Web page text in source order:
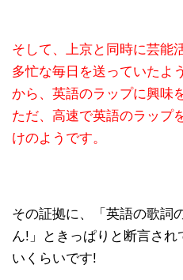
そして、上京と同時に芸能
多忙な毎日を送っていたよ
から、英語のラップに興味
ただ、高速で英語のラップ
けのようです。
その証拠に、「英語の歌詞
ん!」ときっぱりと断言さ
いくらいです!